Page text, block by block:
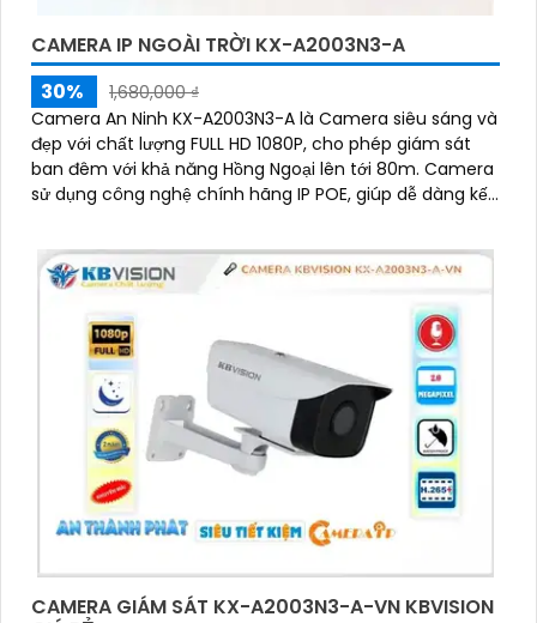
CAMERA IP NGOÀI TRỜI KX-A2003N3-A
30%
1,680,000 ₫
Camera An Ninh KX-A2003N3-A là Camera siêu sáng và
đẹp với chất lượng FULL HD 1080P, cho phép giám sát
ban đêm với khả năng Hồng Ngoại lên tới 80m. Camera
sử dụng công nghệ chính hãng IP POE, giúp dễ dàng kết
CAMERA GIÁM SÁT KX-A2003N3-A-VN KBVISION